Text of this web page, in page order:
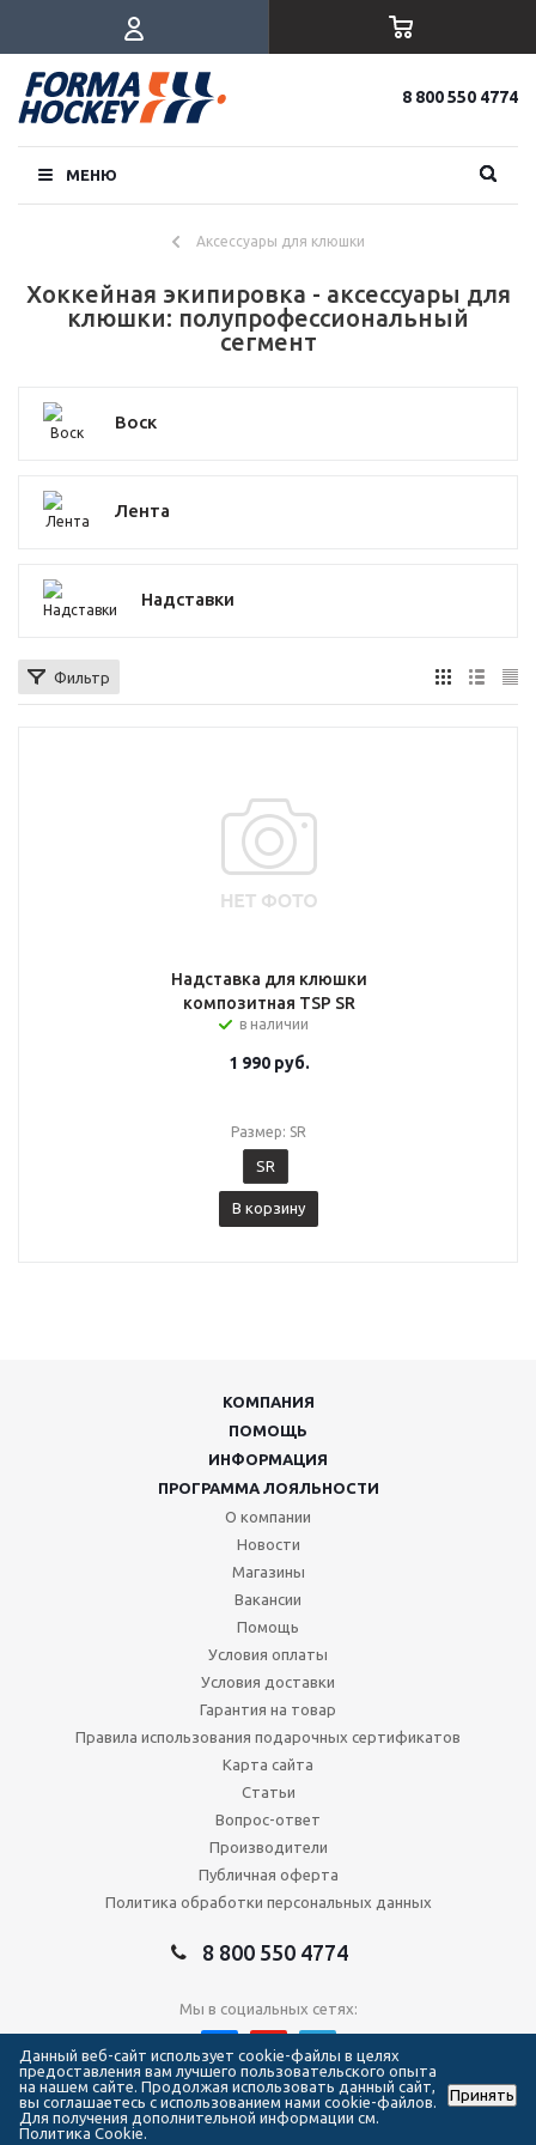
8 800 550 4774
МЕНЮ
Аксессуары для клюшки
Хоккейная экипировка - аксессуары для
клюшки: полупрофессиональный
сегмент
Воск
Лента
Надставки
Фильтр
Надставка для клюшки
композитная TSP SR
в наличии
1 990руб.
Размер: SR
SR
В корзину
КОМПАНИЯ
ПОМОЩЬ
ИНФОРМАЦИЯ
ПРОГРАММА ЛОЯЛЬНОСТИ
О компании
Новости
Магазины
Вакансии
Помощь
Условия оплаты
Условия доставки
Гарантия на товар
Правила использования подарочных сертификатов
Карта сайта
Статьи
Вопрос-ответ
Производители
Публичная оферта
Политика обработки персональных данных
8 800 550 4774
Мы в социальных сетях:
2026 © Сеть магазинов Forma Hockey
Данный веб-сайт использует cookie-файлы в целях
предоставления вам лучшего пользовательского опыта
на нашем сайте. Продолжая использовать данный сайт,
вы соглашаетесь с использованием нами cookie-файлов.
Для получения дополнительной информации см.
Политика Cookie.
Принять